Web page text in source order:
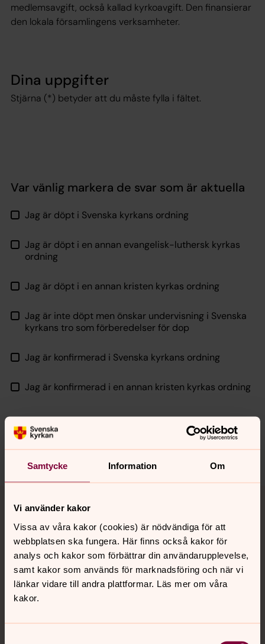
Samtycke Information Om
Vi använder kakor
Vissa av våra kakor (cookies) är nödvändiga för att
webbplatsen ska fungera. Här finns också kakor för
analys och kakor som förbättrar din användarupplevelse,
samt kakor som används för marknadsföring och när vi
länkar vidare till andra plattformar. Läs mer om våra
kakor.
medlemsavgift, också kallad kyrkoavgift. Den finansierar
den lokala församlingens verksamheter.
Dina uppgifter
Stjärna (*) betyder att du måste fylla i fältet.
Var vänlig markera de svar som är aktuella
Jag är döpt i Svenska kyrkans ordning
Jag är döpt i en annan evangelisk-luthersk kyrkas
ordning
Jag är döpt i en annan kristen kyrkas ordning
Jag är inte döpt men önskar undervisning i Svenska
kyrkans tro som förberedelser för dop
Jag är konfirmerad i Svenska kyrkans ordning
Jag är konfirmerad i en annan kristen kyrkas ordning
Spara som PDF
Skriv ut